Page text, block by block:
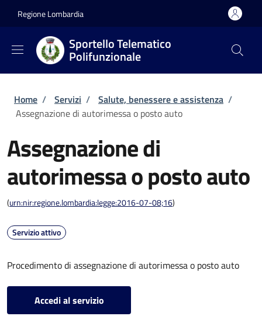
Regione Lombardia
Sportello Telematico
Polifunzionale
Briciole di pane
Home / Servizi / Salute, benessere e assistenza /
Assegnazione di autorimessa o posto auto
Assegnazione di
autorimessa o posto auto
(urn:nir:regione.lombardia:legge:2016-07-08;16)
Servizio attivo
Procedimento di assegnazione di autorimessa o posto auto
Accedi al servizio